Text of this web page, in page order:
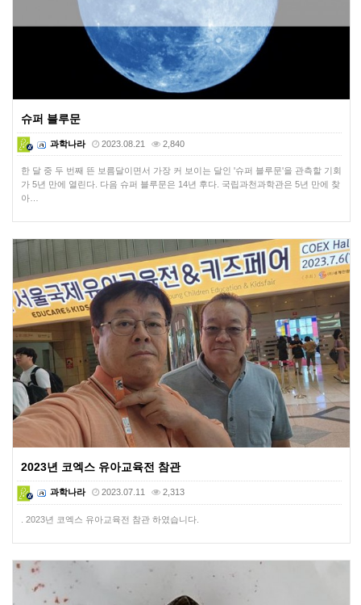
슈퍼 블루문
과학나라 2023.08.21 2,840
한 달 중 두 번째 뜬 보름달이면서 가장 커 보이는 달인 '슈퍼 블루문'을 관측할 기회
가 5년 만에 열린다. 다음 슈퍼 블루문은 14년 후다. 국립과천과학관은 5년 만에 찾
아…
2023년 코엑스 유아교육전 참관
과학나라 2023.07.11 2,313
. 2023년 코엑스 유아교육전 참관 하였습니다.